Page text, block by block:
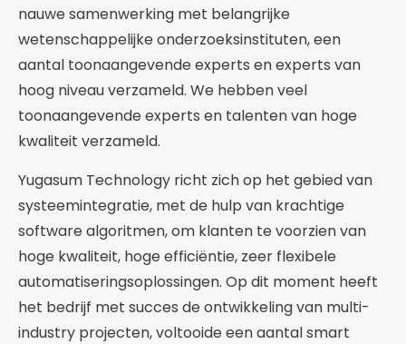
nauwe samenwerking met belangrijke
wetenschappelijke onderzoeksinstituten, een
aantal toonaangevende experts en experts van
hoog niveau verzameld. We hebben veel
toonaangevende experts en talenten van hoge
kwaliteit verzameld.
Yugasum Technology richt zich op het gebied van
systeemintegratie, met de hulp van krachtige
software algoritmen, om klanten te voorzien van
hoge kwaliteit, hoge efficiëntie, zeer flexibele
automatiseringsoplossingen. Op dit moment heeft
het bedrijf met succes de ontwikkeling van multi-
industry projecten, voltooide een aantal smart